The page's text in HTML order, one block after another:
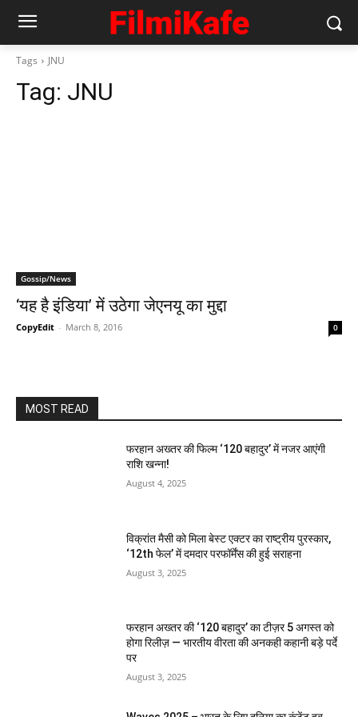
Tags JNU
Tag: JNU
Gossip/News
‘यह है इंडिया’ में उठेगा जेएनयू का मुद्दा
CopyEdit - March 8, 2016 0
MOST READ
फरहान अख्तर की फिल्म ‘120 बहादुर’ में नजर आएंगी
राशि खन्ना!
August 4, 2025
विक्रांत मैसी को मिला बेस्ट एक्टर का राष्ट्रीय पुरस्कार,
‘12th फेल’ में दमदार परफॉर्मेंस की हुई सराहना
August 3, 2025
फरहान अख्तर की ‘120 बहादुर’ का टीज़र 5 अगस्त को
होगा रिलीज़ — भारतीय वीरता की अनकही कहानी बड़े पर्दे
पर
August 3, 2025